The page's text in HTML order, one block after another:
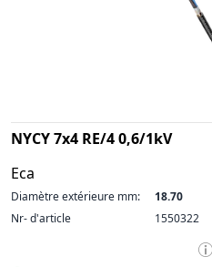
NYCY 7x4 RE/4 0,6/1kV
Eca
Diamètre extérieure mm:
18.70
Nr- d'article
1550322